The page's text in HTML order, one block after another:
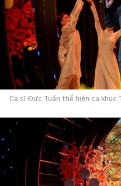
Ca sĩ Đức Tuấn thể hiện ca khúc